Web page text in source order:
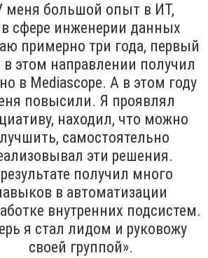
меня большой опыт в ИТ,
сфере инженерии данных
примерно три года, первый
этом направлении получил
в Mediascope. А в этом году
повысили. Я проявлял
находил, что можно
самостоятельно
эти решения.
получил много
в автоматизации
внутренних подсистем.
я стал лидом и руковожу
своей группой».